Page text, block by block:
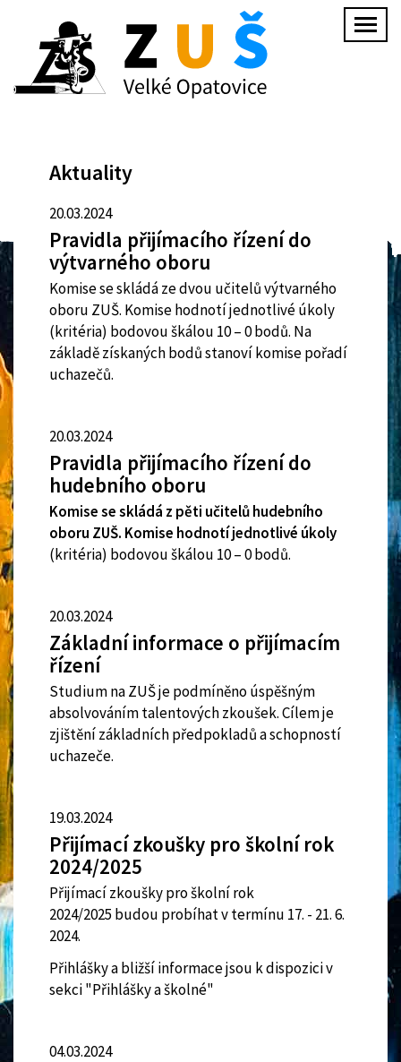
hlavnímu
obsahu
Aktuality
20.03.2024
Pravidla přijímacího řízení do
výtvarného oboru
Komise se skládá ze dvou učitelů výtvarného
oboru ZUŠ. Komise hodnotí jednotlivé úkoly
(kritéria) bodovou škálou 10 – 0 bodů. Na
základě získaných bodů stanoví komise pořadí
uchazečů.
20.03.2024
Pravidla přijímacího řízení do
hudebního oboru
Komise se skládá z pěti učitelů hudebního
oboru ZUŠ. Komise hodnotí jednotlivé úkoly
(kritéria) bodovou škálou 10 – 0 bodů.
20.03.2024
Základní informace o přijímacím
řízení
Studium na ZUŠ je podmíněno úspěšným
absolvováním talentových zkoušek. Cílem je
zjištění základních předpokladů a schopností
uchazeče.
19.03.2024
Přijímací zkoušky pro školní rok
2024/2025
Přijímací zkoušky pro školní rok
2024/2025 budou probíhat v termínu 17. - 21. 6.
2024.
Přihlášky a bližší informace jsou k dispozici v
sekci "Přihlášky a školné"
04.03.2024